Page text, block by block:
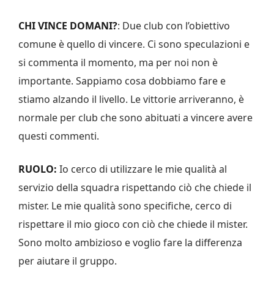
CHI VINCE DOMANI?: Due club con l’obiettivo
comune è quello di vincere. Ci sono speculazioni e
si commenta il momento, ma per noi non è
importante. Sappiamo cosa dobbiamo fare e
stiamo alzando il livello. Le vittorie arriveranno, è
normale per club che sono abituati a vincere avere
questi commenti.
RUOLO: Io cerco di utilizzare le mie qualità al
servizio della squadra rispettando ciò che chiede il
mister. Le mie qualità sono specifiche, cerco di
rispettare il mio gioco con ciò che chiede il mister.
Sono molto ambizioso e voglio fare la differenza
per aiutare il gruppo.